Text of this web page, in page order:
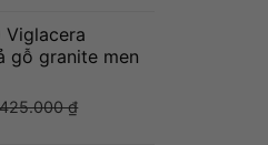
Viglacera
gỗ granite men
425.000₫